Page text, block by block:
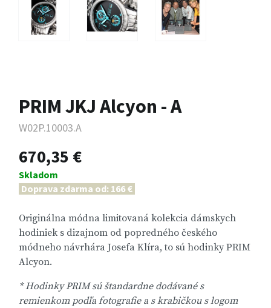
PRIM JKJ Alcyon - A
W02P.10003.A
670,35 €
Skladom
Doprava zdarma od: 166 €
Originálna módna limitovaná kolekcia dámskych
hodiniek s dizajnom od popredného českého
módneho návrhára Josefa Klíra, to sú hodinky PRIM
Alcyon.
* Hodinky PRIM sú štandardne dodávané s
remienkom podľa fotografie a s krabičkou s logom